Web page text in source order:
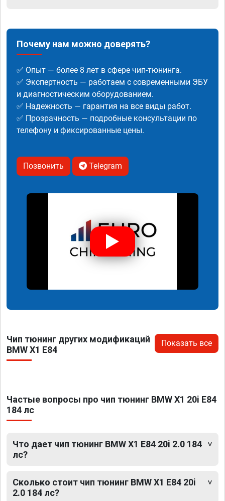
Почему нам можно доверять?
✅ Опыт — более 8 лет в сфере чип-тюнинга.
✅ Экспертность — работаем с современными ЭБУ
и диагностическим оборудованием.
✅ Надежность — гарантия на все виды работ.
✅ Прозрачность — подробные консультации по
телефону и фиксированные цены.
Позвонить Telegram
Чип тюнинг других модификаций
BMW X1 E84
Показать все
Частые вопросы про чип тюнинг BMW X1 20i E84
184 лс
Что дает чип тюнинг BMW X1 E84 20i 2.0 184
лс?
Сколько стоит чип тюнинг BMW X1 E84 20i
2.0 184 лс?